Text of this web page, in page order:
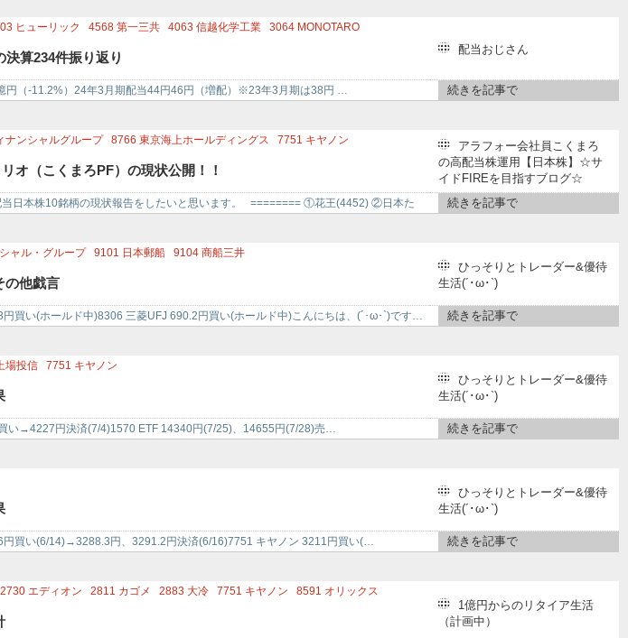
ヒューリック 4568 第一三共 4063 信越化学工業 3064 MONOTARO
ローバルアセットマネジメント
ンタルランド
配当おじさん
決算234件振り返り
円（-11.2%）24年3月期配当44円︎46円（増配）※23年3月期は38円 … 続きを記事で
ナンシャルグループ 8766 東京海上ホールディングス 7751 キヤノン
アラフォー会社員こくまろ
の高配当株運用【日本株】☆サ
イドFIREを目指すブログ☆
オ（こくまろPF）の現状公開！！
当日本株10銘柄の現状報告をしたいと思います。 ======== ①花王(4452) ②日本た
続きを記事で
ャル・グループ 9101 日本郵船 9104 商船三井
ひっそりとトレーダー&優待
生活(´･ω･`)
の他戯言
円買い(ホールド中)8306 三菱UFJ 690.2円買い(ホールド中)こんにちは、(´･ω･`)です… 続きを記事で
場投信 7751 キヤノン
ひっそりとトレーダー&優待
生活(´･ω･`)
い→4227円決済(7/4)1570 ETF 14340円(7/25)、14655円(7/28)売… 続きを記事で
ひっそりとトレーダー&優待
生活(´･ω･`)
円買い(6/14)→3288.3円、3291.2円決済(6/16)7751 キヤノン 3211円買い(… 続きを記事で
2730 エディオン 2811 カゴメ 2883 大冷 7751 キヤノン 8591 オリックス
1億円からのリタイア生活
（計画中）